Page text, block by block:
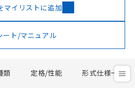
マイリストに追加
ート/マニュアル
類 定格/性能 形式仕様一覧